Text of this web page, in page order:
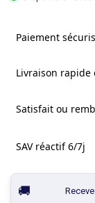
Paiement
Livraison
Satisfait ou
SAV réactif 6/7j